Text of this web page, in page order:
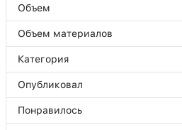
Объем
Объем материалов
Категория
Опубликовал
Понравилось